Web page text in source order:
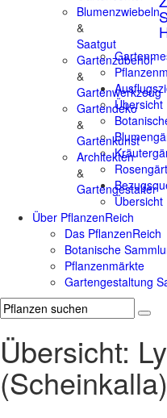
Blumenzwiebeln
&
Saatgut
Gartenzubehör
&
Gartenwerkzeug
Gartendeko
&
Gartenkunst
Architekten
&
Gartengestalter
Übersicht
Übersicht
Über PflanzenReich
Das PflanzenReich
Botanische
Pflanzenmärkte
Gartengestaltung
Übersicht:
(Scheinkalla)